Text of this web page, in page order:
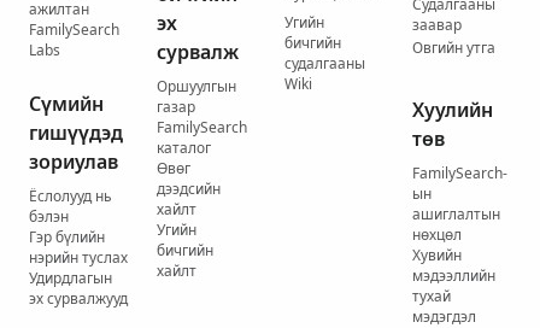
ажилтан
FamilySearch
Labs
Сүмийн
гишүүдэд
зориулав
Ёслолууд нь
бэлэн
Гэр бүлийн
нэрийн туслах
Удирдлагын
эх сурвалжууд
эх
сурвалж
Оршуулгын
газар
FamilySearch
каталог
Өвөг
дээдсийн
хайлт
Угийн
бичгийн
хайлт
Угийн
бичгийн
судалгааны
Wiki
Судалгааны
заавар
Овгийн утга
Хуулийн
төв
FamilySearch-
ын
ашиглалтын
нөхцөл
Хувийн
мэдээллийн
тухай
мэдэгдэл